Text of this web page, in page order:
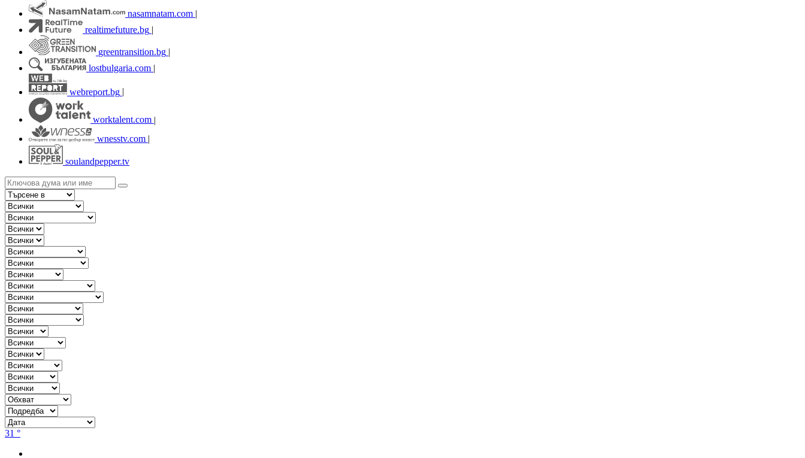
nasamnatam.com |
realtimefuture.bg |
greentransition.bg |
lostbulgaria.com |
webreport.bg
worktalent.com |
wnesstv.com |
soulandpepper.tv
31 °